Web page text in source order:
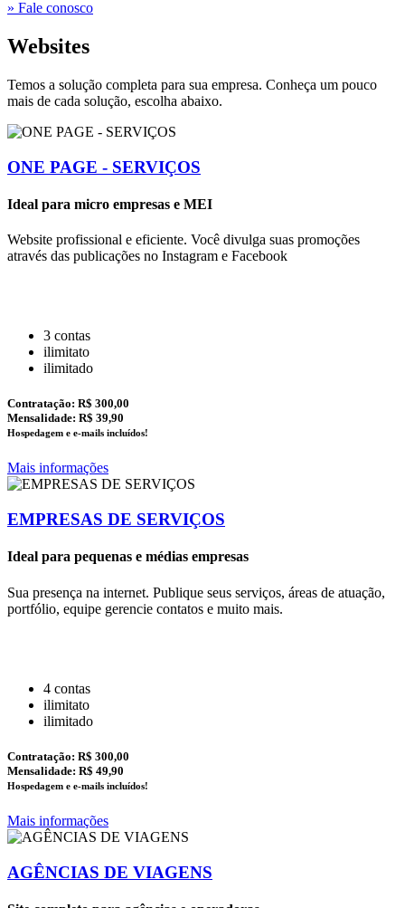
» Fale conosco
Websites
Temos a solução completa para sua empresa. Conheça um pouco
mais de cada solução, escolha abaixo.
ONE PAGE - SERVIÇOS
Ideal para micro empresas e MEI
Website profissional e eficiente. Você divulga suas promoções
através das publicações no Instagram e Facebook
3 contas
ilimitato
ilimitado
Contratação: R$ 300,00
Mensalidade: R$ 39,90
Hospedagem e e-mails incluídos!
Mais informações
EMPRESAS DE SERVIÇOS
Ideal para pequenas e médias empresas
Sua presença na internet. Publique seus serviços, áreas de atuação,
portfólio, equipe gerencie contatos e muito mais.
4 contas
ilimitato
ilimitado
Contratação: R$ 300,00
Mensalidade: R$ 49,90
Hospedagem e e-mails incluídos!
Mais informações
AGÊNCIAS DE VIAGENS